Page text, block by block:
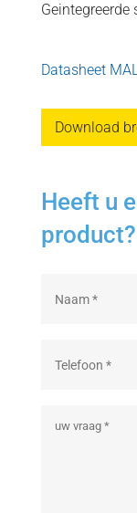
Datasheet
Download
Heeft u
product?